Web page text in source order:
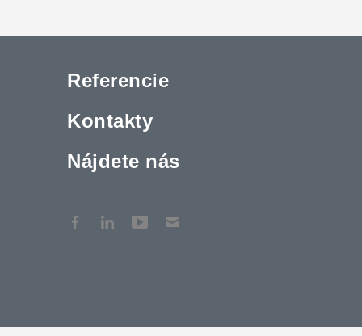
Referencie
Kontakty
Nájdete nás